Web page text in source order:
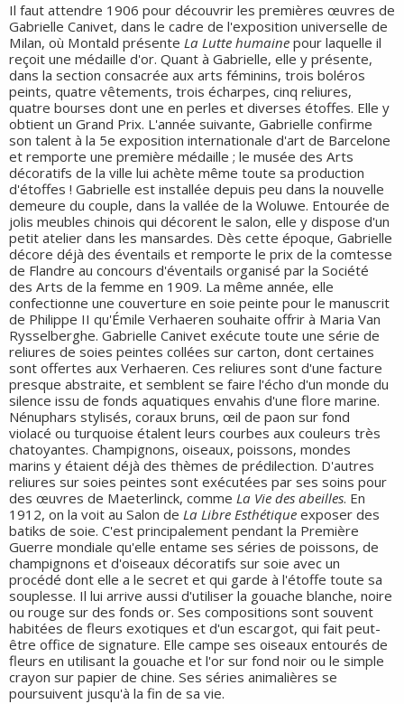
Il faut attendre 1906 pour découvrir les premières œuvres de
Gabrielle Canivet, dans le cadre de l'exposition universelle de
Milan, où Montald présente La Lutte humaine pour laquelle il
reçoit une médaille d'or. Quant à Gabrielle, elle y présente,
dans la section consacrée aux arts féminins, trois boléros
peints, quatre vêtements, trois écharpes, cinq reliures,
quatre bourses dont une en perles et diverses étoffes. Elle y
obtient un Grand Prix. L'année suivante, Gabrielle confirme
son talent à la 5e exposition internationale d'art de Barcelone
et remporte une première médaille ; le musée des Arts
décoratifs de la ville lui achète même toute sa production
d'étoffes ! Gabrielle est installée depuis peu dans la nouvelle
demeure du couple, dans la vallée de la Woluwe. Entourée de
jolis meubles chinois qui décorent le salon, elle y dispose d'un
petit atelier dans les mansardes. Dès cette époque, Gabrielle
décore déjà des éventails et remporte le prix de la comtesse
de Flandre au concours d'éventails organisé par la Société
des Arts de la femme en 1909. La même année, elle
confectionne une couverture en soie peinte pour le manuscrit
de Philippe II qu'Émile Verhaeren souhaite offrir à Maria Van
Rysselberghe. Gabrielle Canivet exécute toute une série de
reliures de soies peintes collées sur carton, dont certaines
sont offertes aux Verhaeren. Ces reliures sont d'une facture
presque abstraite, et semblent se faire l'écho d'un monde du
silence issu de fonds aquatiques envahis d'une flore marine.
Nénuphars stylisés, coraux bruns, œil de paon sur fond
violacé ou turquoise étalent leurs courbes aux couleurs très
chatoyantes. Champignons, oiseaux, poissons, mondes
marins y étaient déjà des thèmes de prédilection. D'autres
reliures sur soies peintes sont exécutées par ses soins pour
des œuvres de Maeterlinck, comme La Vie des abeilles. En
1912, on la voit au Salon de La Libre Esthétique exposer des
batiks de soie. C'est principalement pendant la Première
Guerre mondiale qu'elle entame ses séries de poissons, de
champignons et d'oiseaux décoratifs sur soie avec un
procédé dont elle a le secret et qui garde à l'étoffe toute sa
souplesse. Il lui arrive aussi d'utiliser la gouache blanche, noire
ou rouge sur des fonds or. Ses compositions sont souvent
habitées de fleurs exotiques et d'un escargot, qui fait peut-
être office de signature. Elle campe ses oiseaux entourés de
fleurs en utilisant la gouache et l'or sur fond noir ou le simple
crayon sur papier de chine. Ses séries animalières se
poursuivent jusqu'à la fin de sa vie.